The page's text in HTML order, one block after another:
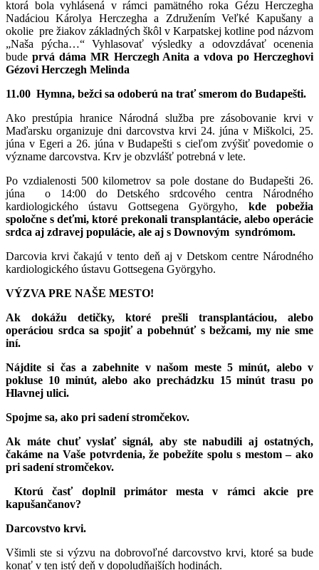
ktorá bola vyhlásená v rámci pamätného roka Gézu Herczegha
Nadáciou Károlya Herczegha a Združením Veľké Kapušany a
okolie pre žiakov základných škôl v Karpatskej kotline pod názvom
„Naša pýcha…“ Vyhlasovať výsledky a odovzdávať ocenenia
bude prvá dáma MR Herczegh Anita a vdova po Herczeghovi
Gézovi Herczegh Melinda
11.00 Hymna, bežci sa odoberú na trať smerom do Budapešti.
Ako prestúpia hranice Národná služba pre zásobovanie krvi v
Maďarsku organizuje dni darcovstva krvi 24. júna v Miškolci, 25.
júna v Egeri a 26. júna v Budapešti s cieľom zvýšiť povedomie o
význame darcovstva. Krv je obzvlášť potrebná v lete.
Po vzdialenosti 500 kilometrov sa pole dostane do Budapešti 26.
júna o 14:00 do Detského srdcového centra Národného
kardiologického ústavu Gottsegena Györgyho, kde pobežia
spoločne s deťmi, ktoré prekonali transplantácie, alebo operácie
srdca aj zdravej populácie, ale aj s Downovým syndrómom.
Darcovia krvi čakajú v tento deň aj v Detskom centre Národného
kardiologického ústavu Gottsegena Györgyho.
VÝZVA PRE NAŠE MESTO!
Ak dokážu detičky, ktoré prešli transplantáciou, alebo
operáciou srdca sa spojiť a pobehnúť s bežcami, my nie sme
iní.
Nájdite si čas a zabehnite v našom meste 5 minút, alebo v
pokluse 10 minút, alebo ako prechádzku 15 minút trasu po
Hlavnej ulici.
Spojme sa, ako pri sadení stromčekov.
Ak máte chuť vyslať signál, aby ste nabudili aj ostatných,
čakáme na Vaše potvrdenia, že pobežíte spolu s mestom – ako
pri sadení stromčekov.
Ktorú časť doplnil primátor mesta v rámci akcie pre
kapušančanov?
Darcovstvo krvi.
Všimli ste si výzvu na dobrovoľné darcovstvo krvi, ktoré sa bude
konať v ten istý deň v dopoludňajších hodinách.